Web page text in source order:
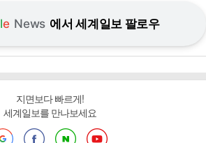
le News 에서 세계일보 팔로우
지면보다 빠르게!
세계일보를 만나보세요